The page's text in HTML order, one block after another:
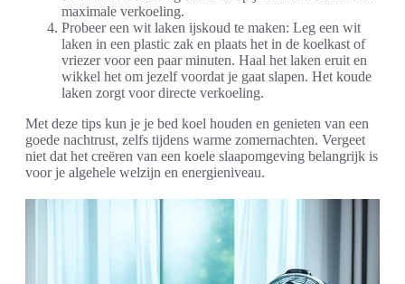
maximale verkoeling.
Probeer een wit laken ijskoud te maken: Leg een wit
laken in een plastic zak en plaats het in de koelkast of
vriezer voor een paar minuten. Haal het laken eruit en
wikkel het om jezelf voordat je gaat slapen. Het koude
laken zorgt voor directe verkoeling.
Met deze tips kun je je bed koel houden en genieten van een
goede nachtrust, zelfs tijdens warme zomernachten. Vergeet
niet dat het creëren van een koele slaapomgeving belangrijk is
voor je algehele welzijn en energieniveau.